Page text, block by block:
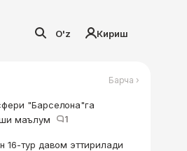
O'z Кириш
Барча ›
"Барселона"га
маълум
1
16-тур давом эттирилади